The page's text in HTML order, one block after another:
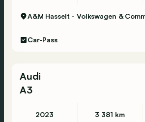
Car-Pass
Audi
A3
2023 3 381 km